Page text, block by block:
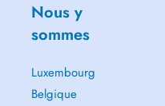
Nous y
sommes
Luxembourg
Belgique